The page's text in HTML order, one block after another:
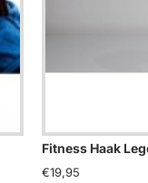
Fitness Haak
€19,95